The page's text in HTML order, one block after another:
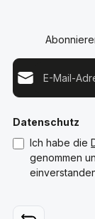
E-Mail-Adresse*
Datenschutz
Ich habe die
genommen